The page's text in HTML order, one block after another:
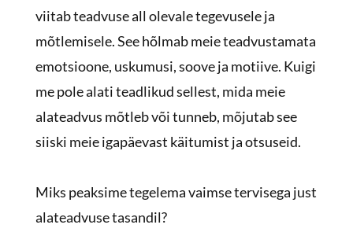
viitab teadvuse all olevale tegevusele ja
mõtlemisele. See hõlmab meie teadvustamata
emotsioone, uskumusi, soove ja motiive. Kuigi
me pole alati teadlikud sellest, mida meie
alateadvus mõtleb või tunneb, mõjutab see
siiski meie igapäevast käitumist ja otsuseid.
Miks peaksime tegelema vaimse tervisega just
alateadvuse tasandil?